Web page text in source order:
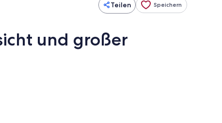
Teilen Speichern
und großer